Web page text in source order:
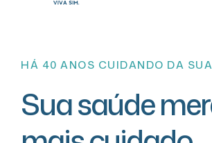
HÁ 40 ANOS CUIDANDO DA
Sua saúde